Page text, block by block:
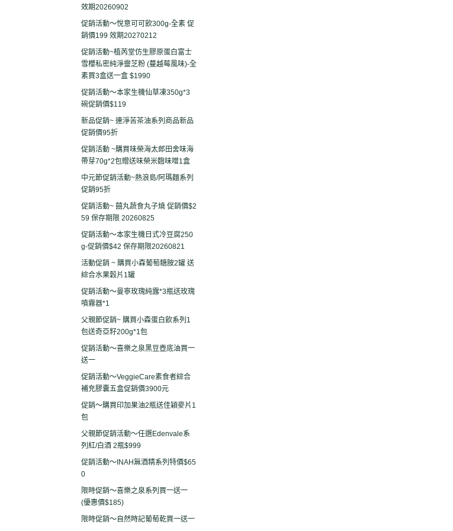
效期20260902
促銷活動～悅意可可飲300g-全素 促
銷價199 效期20270212
促銷活動~植芮堂仿生膠原蛋白富士
雪櫻私密純淨靈芝粉 (蔓越莓風味)-全
素買3盒送一盒 $1990
促銷活動～本家生機仙草凍350g*3
碗促銷價$119
新品促銷~ 連淨苦茶油系列商品新品
促銷價95折
促銷活動 ~購買味榮海太郎田舍味海
帶芽70g*2包贈送味榮米麴味噌1盒
中元節促銷活動~熱浪島/阿瑪麵系列
促銷95折
促銷活動~ 囍丸蔬食丸子燒 促銷價$2
59 保存期限 20260825
促銷活動～本家生機日式冷豆腐250
g-促銷價$42 保存期限20260821
活動促銷 ~ 購買小森葡萄糖胺2罐 送
綜合水果穀片1罐
促銷活動～曼寧玫瑰純露*3瓶送玫瑰
噴霧器*1
父親節促銷~ 購買小森蛋白飲系列1
包送奇亞籽200g*1包
促銷活動～喜樂之泉黑豆壺底油買一
送一
促銷活動～VeggieCare素食者綜合
補充膠囊五盒促銷價3900元
促銷～購買印加果油2瓶送佳穎麥片1
包
父親節促銷活動～任選Edenvale系
列紅/白酒 2瓶$999
促銷活動～INAH無酒精系列特價$65
0
限時促銷～喜樂之泉系列買一送一
(優惠價$185)
限時促銷～自然時記葡萄乾買一送一